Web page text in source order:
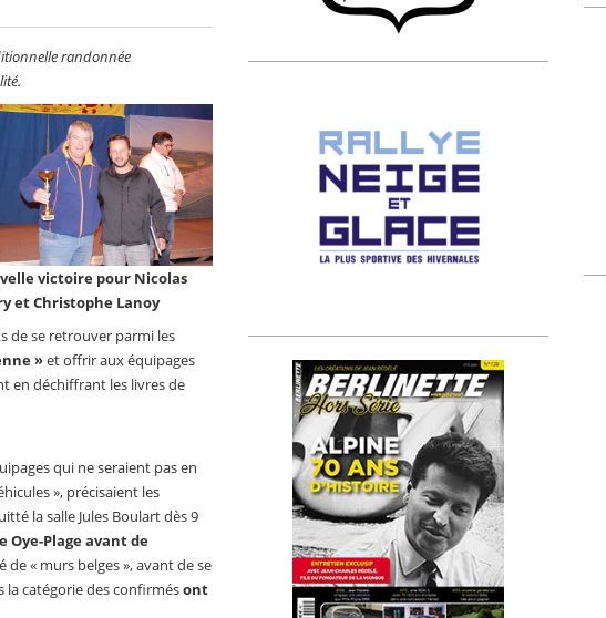
randonnée
victoire pour Nicolas
et Christophe Lanoy
de se retrouver parmi les
»et offrir aux équipages
en déchiffrant les livres de
qui ne seraient pas en
», précisaient les
la salle Jules Boulart dès 9
Oye-Plage avant de
de « murs belges », avant de se
catégorie des confirmésont